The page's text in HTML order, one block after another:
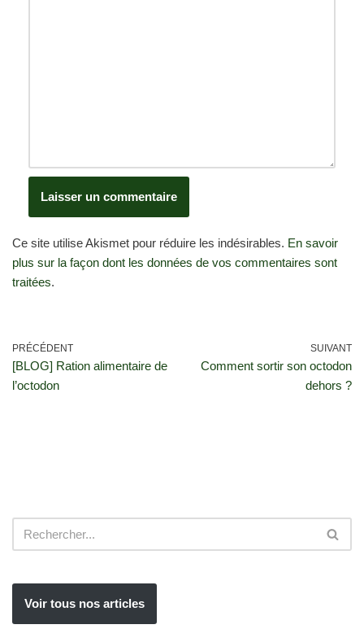
Ce site utilise Akismet pour réduire les indésirables. En savoir
plus sur la façon dont les données de vos commentaires sont
traitées.
PRÉCÉDENT
[BLOG] Ration alimentaire de
l’octodon
SUIVANT
Comment sortir son octodon
dehors ?
Voir tous nos articles